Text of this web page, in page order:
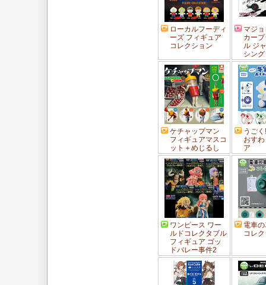
ローカルフーディ
ーズ フィギュア
コレクション
マジ
カー
ル ジ
シング
ケチャップマン
フィギュアマスコ
ット＋めじるし
うご
おす
ア
ワンピース ワー
ルドコレクタブル
フィギュア ゴッ
ドバレー事件2
電車
コレ